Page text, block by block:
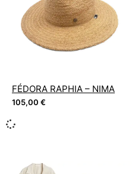
FÉDORA RAPHIA – NIMA
105,00 €